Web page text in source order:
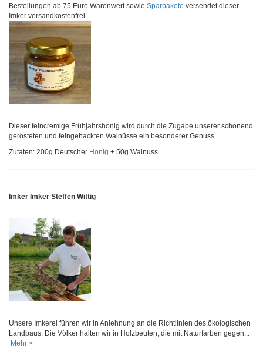
Bestellungen ab 75 Euro Warenwert sowie Sparpakete versendet dieser
Imker versandkostenfrei.
Dieser feincremige Frühjahrshonig wird durch die Zugabe unserer schonend
gerösteten und feingehackten Walnüsse ein besonderer Genuss.
Zutaten: 200g Deutscher Honig + 50g Walnuss
Imker Imker Steffen Wittig
Unsere Imkerei führen wir in Anlehnung an die Richtlinien des ökologischen
Landbaus. Die Völker halten wir in Holzbeuten, die mit Naturfarben gegen...
Mehr >